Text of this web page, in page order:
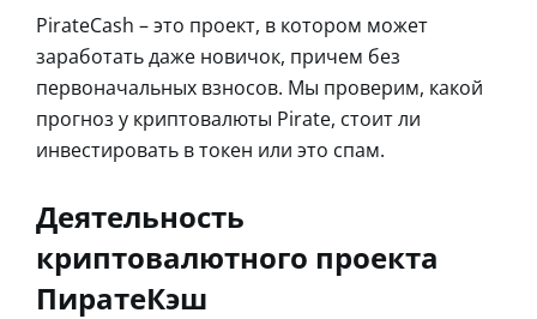
PirateCash – это проект, в котором может
заработать даже новичок, причем без
первоначальных взносов. Мы проверим, какой
прогноз у криптовалюты Pirate, стоит ли
инвестировать в токен или это спам.
Деятельность
криптовалютного проекта
ПиратеКэш